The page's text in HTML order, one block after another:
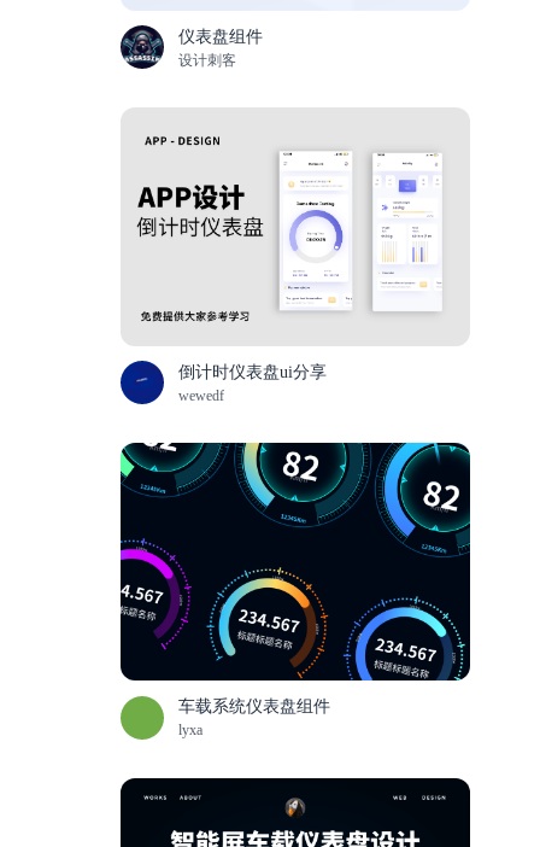
仪表盘组件
设计刺客
倒计时仪表盘ui分享
wewedf
车载系统仪表盘组件
lyxa